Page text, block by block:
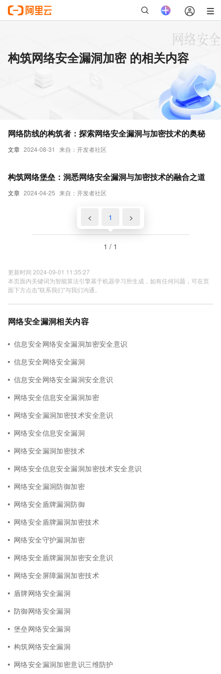
构筑网络安全漏洞加密 的相关内容
文章 2024-08-31 来自：开发者社区
网络防线的构筑者：探索网络安全漏洞与加密技术的奥秘
文章 2024-04-25 来自：开发者社区
构筑网络堡垒：洞悉网络安全漏洞与加密技术的融合之道
< 1 >
1 / 1
更新时间 2024-09-01 11:35:27
本页面内关键词为智能算法引擎基于机器学习所生成，如有任何问题，可在页
面下方点击"联系我们"与我们沟通。
网络安全漏洞相关内容
信息安全网络安全漏洞加密安全意识
信息安全网络安全漏洞
信息安全网络安全漏洞安全意识
网络安全信息安全漏洞加密
网络安全漏洞加密技术安全意识
网络安全信息安全漏洞
网络安全漏洞加密技术
网络安全信息安全漏洞加密技术安全意识
网络安全漏洞防御加密
网络安全盾牌漏洞防御
网络安全盾牌漏洞加密技术
网络安全守护漏洞加密
网络安全盾牌漏洞加密安全意识
网络安全屏障漏洞加密技术
盾牌网络安全漏洞
防御网络安全漏洞
堡垒网络安全漏洞
构筑网络安全漏洞
网络安全漏洞加密意识三维防护